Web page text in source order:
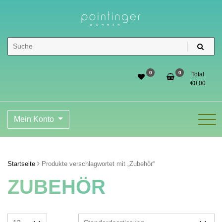
Pointinger Shop
0 0
Total
€0,00
Mein Konto
Startseite Produkte verschlagwortet mit „Zubehör“
ZUBEHÖR